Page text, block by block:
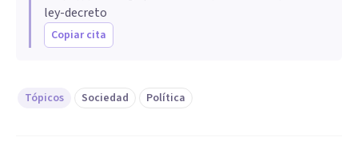
ley-decreto
Copiar cita
Tópicos Sociedad Política